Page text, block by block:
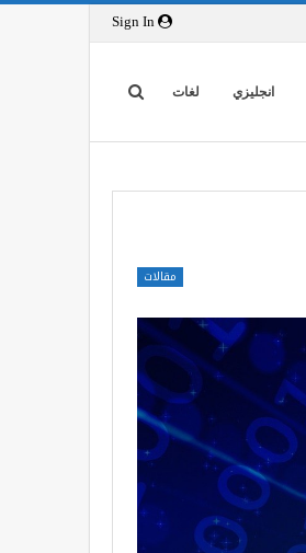
انجليزي لغات
مقالات